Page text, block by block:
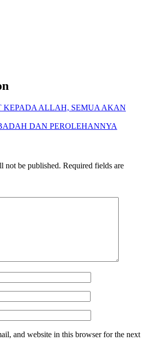
KEPADA ALLAH, SEMUA AKAN
DAN PEROLEHANNYA
not be published. Required fields are
and website in this browser for the next